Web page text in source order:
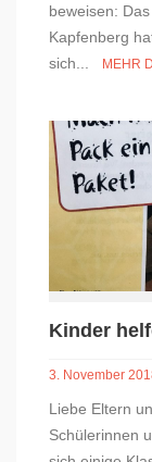
beweisen:
Kapfenberg
sich...
MEHR
Kinder
3. November
Liebe Eltern
Schülerinnen